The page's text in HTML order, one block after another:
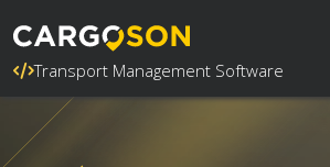
Transport Management Software